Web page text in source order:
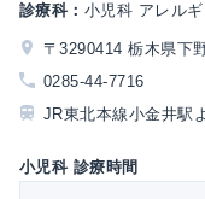
診療科： 小児科 アレル
〒3290414 栃木県下
0285-44-7716
JR東北本線小金井駅
小児科 診療時間